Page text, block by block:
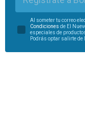
Al someter tu correo
Condiciones de El
especiales de
Podrás optar salirte de